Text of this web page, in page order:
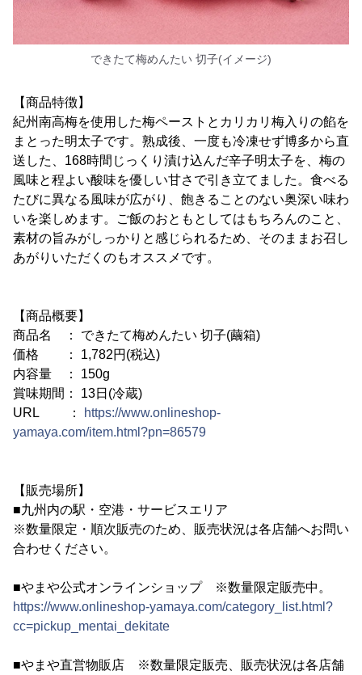
できたて梅めんたい 切子(イメージ)
【商品特徴】
紀州南高梅を使用した梅ペーストとカリカリ梅入りの餡を
まとった明太子です。熟成後、一度も冷凍せず博多から直
送した、168時間じっくり漬け込んだ辛子明太子を、梅の
風味と程よい酸味を優しい甘さで引き立てました。食べる
たびに異なる風味が広がり、飽きることのない奥深い味わ
いを楽しめます。ご飯のおともとしてはもちろんのこと、
素材の旨みがしっかりと感じられるため、そのままお召し
あがりいただくのもオススメです。
【商品概要】
商品名 ： できたて梅めんたい 切子(繭箱)
価格 ： 1,782円(税込)
内容量 ： 150g
賞味期間： 13日(冷蔵)
URL ：
https://www.onlineshop-
yamaya.com/item.html?pn=86579
【販売場所】
■九州内の駅・空港・サービスエリア
※数量限定・順次販売のため、販売状況は各店舗へお問い
合わせください。
■やまや公式オンラインショップ ※数量限定販売中。
https://www.onlineshop-yamaya.com/category_list.html?
cc=pickup_mentai_dekitate
■やまや直営物販店 ※数量限定販売、販売状況は各店舗